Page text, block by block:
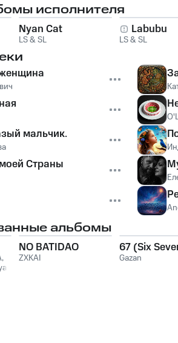
исполнителя
Nyan Cat
LS & SL
Labubu
LS & SL
мальчик.
Страны
альбомы
,
NO BATIDAO
ZXKAI
67 (Six
Gazan